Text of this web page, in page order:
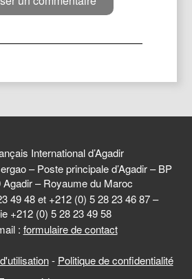
International d’Agadir
– Poste principale d’Agadir – BP
Agadir – Royaume du Maroc
49 48 et +212 (0) 5 28 23 46 87 –
+212 (0) 5 28 23 49 58
: formulaire de contact
- Politique de confidentialité